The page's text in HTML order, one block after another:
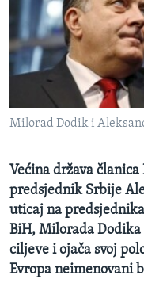
MAGAZIN
O GLASU AMERIKE
Learning English
PRATITE NAS
Jezici
Milorad Dodik i
Većina država
predsjednik Srbije
uticaj na
BiH, Milorada Dodika
ciljeve i ojača svoj
Evropa neimenovani